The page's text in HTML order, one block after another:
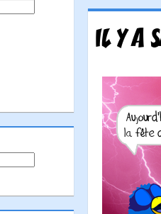
IL Y A